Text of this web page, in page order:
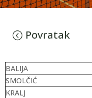
Povratak
BALIJA
SMOLČIĆ
KRALJ